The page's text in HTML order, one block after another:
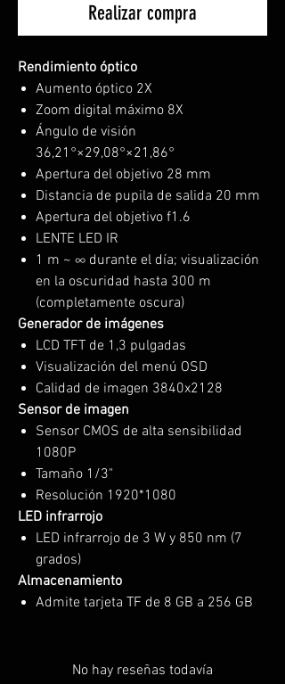
Realizar compra
Rendimiento óptico
Aumento óptico 2X
Zoom digital máximo 8X
Ángulo de visión
36,21°×29,08°×21,86°
Apertura del objetivo 28 mm
Distancia de pupila de salida 20 mm
Apertura del objetivo f1.6
LENTE LED IR
1 m ~ ∞ durante el día; visualización
en la oscuridad hasta 300 m
(completamente oscura)
Generador de imágenes
LCD TFT de 1,3 pulgadas
Visualización del menú OSD
Calidad de imagen 3840x2128
Sensor de imagen
Sensor CMOS de alta sensibilidad
1080P
Tamaño 1/3"
Resolución 1920*1080
LED infrarrojo
LED infrarrojo de 3 W y 850 nm (7
grados)
Almacenamiento
Admite tarjeta TF de 8 GB a 256 GB
No hay reseñas todavía